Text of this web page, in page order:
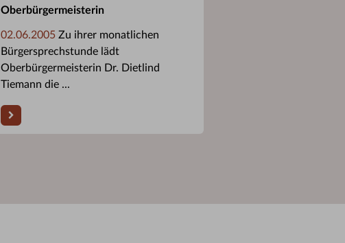
Oberbürgermeisterin
02.06.2005 Zu ihrer monatlichen
Bürgersprechstunde lädt
Oberbürgermeisterin Dr. Dietlind
Tiemann die ...